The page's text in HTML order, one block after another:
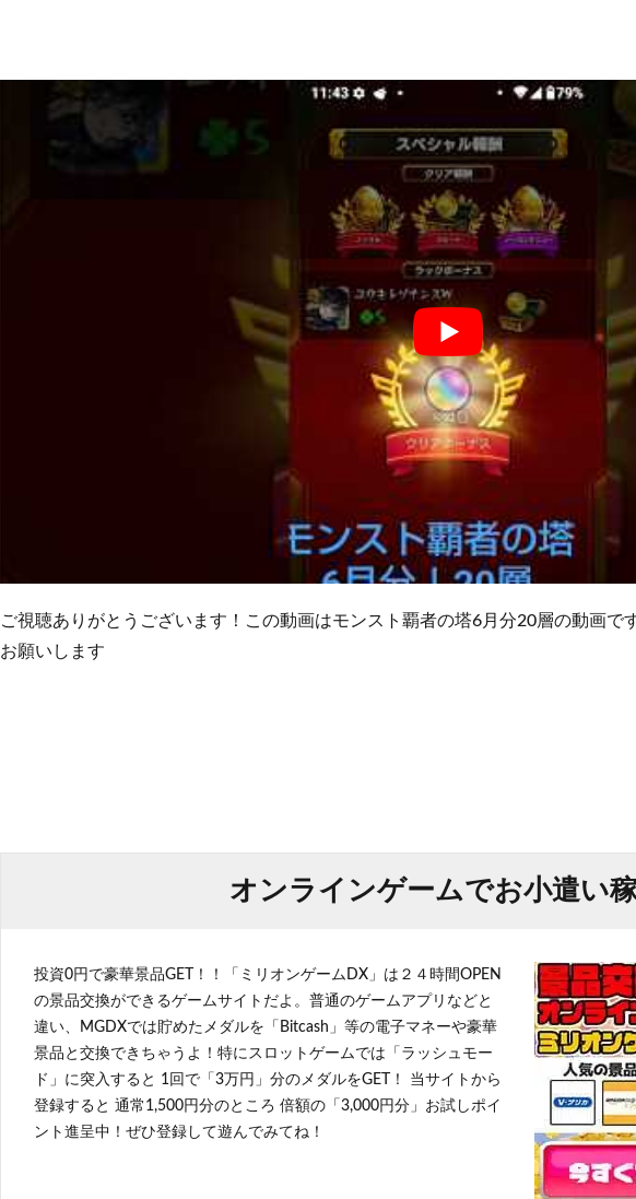
ご視聴ありがとうございます！この動画はモンスト覇者の塔6月分20層の動画で
お願いします
オンラインゲームでお小遣い
投資0円で豪華景品GET！！「ミリオンゲームDX」は２４時間OPEN
の景品交換ができるゲームサイトだよ。普通のゲームアプリなどと
違い、MGDXでは貯めたメダルを「Bitcash」等の電子マネーや豪華
景品と交換できちゃうよ！特にスロットゲームでは「ラッシュモー
ド」に突入すると 1回で「3万円」分のメダルをGET！ 当サイトから
登録すると 通常1,500円分のところ 倍額の「3,000円分」お試しポイ
ント進呈中！ぜひ登録して遊んでみてね！